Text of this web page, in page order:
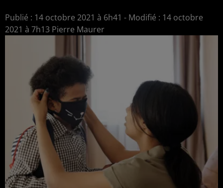
Publié : 14 octobre 2021 à 6h41 - Modifié : 14 octobre
2021 à 7h13 Pierre Maurer